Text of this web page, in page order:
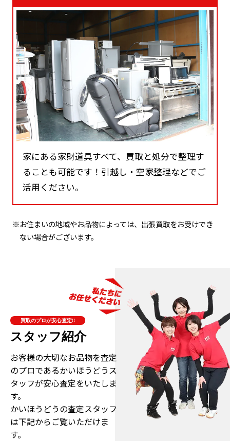
家にある家財道具すべて、買取と処分で整理す
ることも可能です！引越し・空家整理などでご
活用ください。
※お住まいの地域やお品物によっては、出張買取をお受けでき
ない場合がございます。
買取のプロが安心査定!!
スタッフ紹介
お客様の大切なお品物を査定
のプロであるかいほうどうス
タッフが安心査定をいたしま
す。
かいほうどうの査定スタッフ
は下記からご覧いただけま
す。